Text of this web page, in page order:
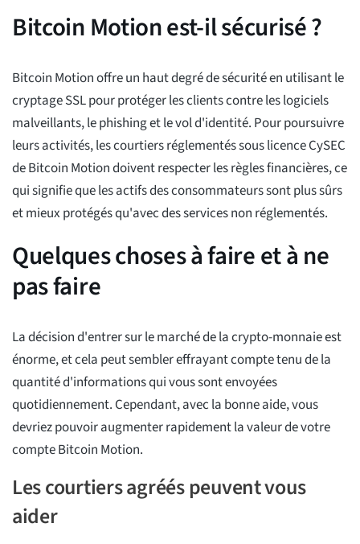
Bitcoin Motion est-il sécurisé ?
Bitcoin Motion offre un haut degré de sécurité en utilisant le
cryptage SSL pour protéger les clients contre les logiciels
malveillants, le phishing et le vol d'identité. Pour poursuivre
leurs activités, les courtiers réglementés sous licence CySEC
de Bitcoin Motion doivent respecter les règles financières, ce
qui signifie que les actifs des consommateurs sont plus sûrs
et mieux protégés qu'avec des services non réglementés.
Quelques choses à faire et à ne
pas faire
La décision d'entrer sur le marché de la crypto-monnaie est
énorme, et cela peut sembler effrayant compte tenu de la
quantité d'informations qui vous sont envoyées
quotidiennement. Cependant, avec la bonne aide, vous
devriez pouvoir augmenter rapidement la valeur de votre
compte Bitcoin Motion.
Les courtiers agréés peuvent vous
aider